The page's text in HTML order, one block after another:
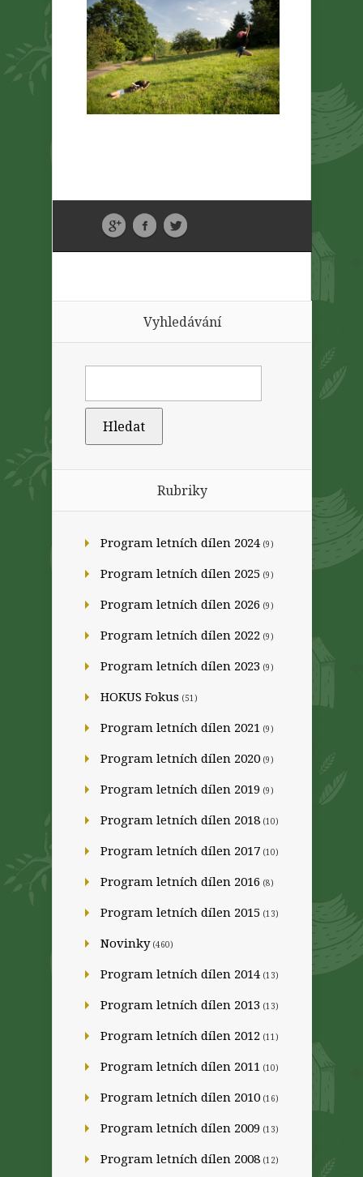
Vyhledávání
Rubriky
Program letních dílen 2024 (9)
Program letních dílen 2025 (9)
Program letních dílen 2026 (9)
Program letních dílen 2022 (9)
Program letních dílen 2023 (9)
HOKUS Fokus (51)
Program letních dílen 2021 (9)
Program letních dílen 2020 (9)
Program letních dílen 2019 (9)
Program letních dílen 2018 (10)
Program letních dílen 2017 (10)
Program letních dílen 2016 (8)
Program letních dílen 2015 (13)
Novinky(460)
Program letních dílen 2014 (13)
Program letních dílen 2013 (13)
Program letních dílen 2012 (11)
Program letních dílen 2011 (10)
Program letních dílen 2010 (16)
Program letních dílen 2009 (13)
Program letních dílen 2008 (12)